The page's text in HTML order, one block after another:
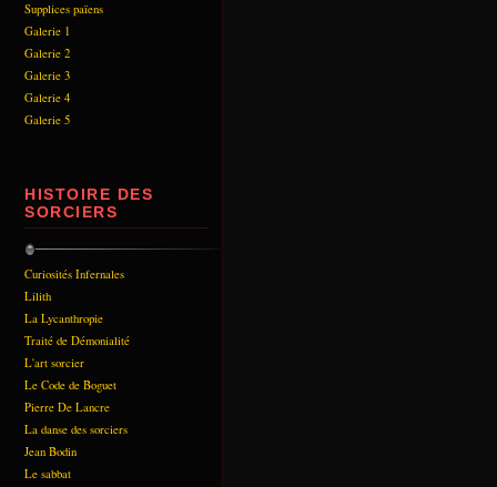
Supplices païens
Galerie 1
Galerie 2
Galerie 3
Galerie 4
Galerie 5
HISTOIRE DES
SORCIERS
Curiosités Infernales
Lilith
La Lycanthropie
Traité de Démonialité
L'art sorcier
Le Code de Boguet
Pierre De Lancre
La danse des sorciers
Jean Bodin
Le sabbat